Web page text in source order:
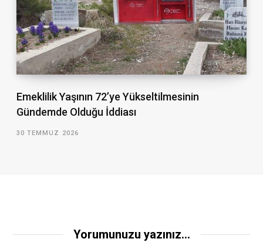
Emeklilik Yaşının 72’ye Yükseltilmesinin
Gündemde Olduğu İddiası
30 TEMMUZ 2026
Yorumunuzu yazınız...